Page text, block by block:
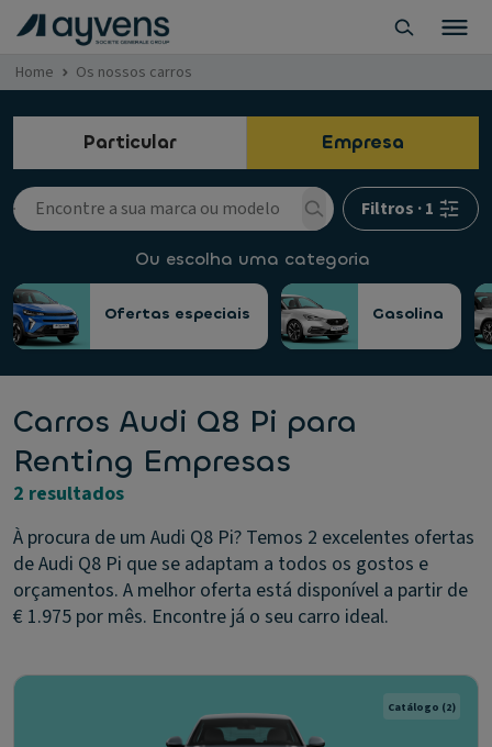
Home Os nossos carros
Particular Empresa
Filtros ·1
Ou escolha uma categoria
Ofertas especiais Gasolina
Carros Audi Q8 Pi para
Renting Empresas
2 resultados
À procura de um Audi Q8 Pi? Temos 2 excelentes ofertas
de Audi Q8 Pi que se adaptam a todos os gostos e
orçamentos. A melhor oferta está disponível a partir de
€ 1.975 por mês. Encontre já o seu carro ideal.
Catálogo (2)